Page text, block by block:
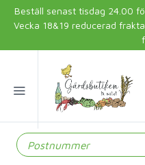
Beställ senast tisdag 24.00
Vecka 18&19 reducerad